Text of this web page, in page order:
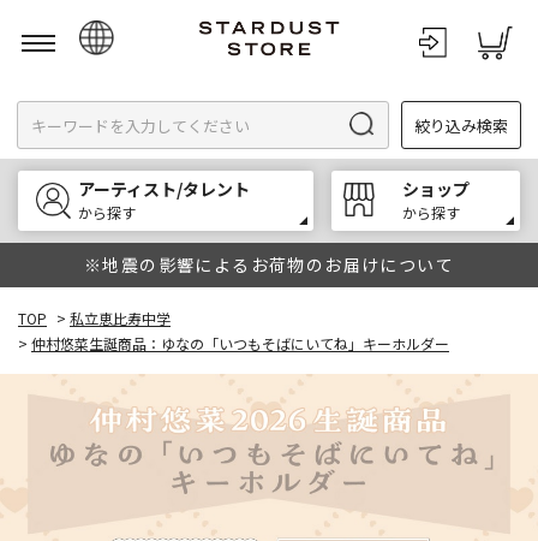
English
한국어
中文
絞り込み検索
アーティスト/タレント
から探す
ショップ
から探す
※地震の影響によるお荷物のお届けについて
TOP > 私立恵比寿中学
> 仲村悠菜生誕商品：ゆなの「いつもそばにいてね」キーホルダー